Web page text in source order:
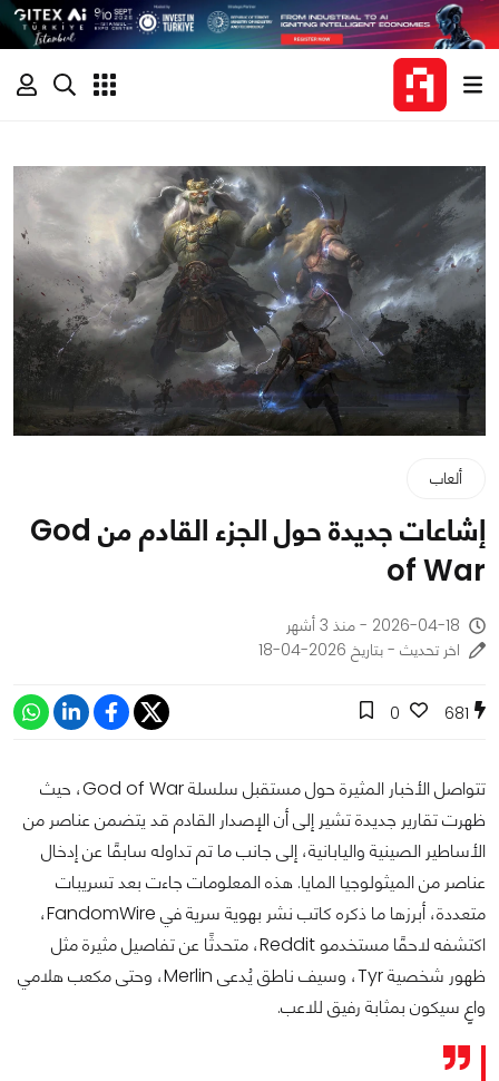
ألعاب
إشاعات جديدة حول الجزء القادم من God
of War
2026-04-18 - منذ 3 أشهر
اخر تحديث - بتاريخ 2026-04-18
681
0
تتواصل الأخبار المثيرة حول مستقبل سلسلة God of War، حيث
ظهرت تقارير جديدة تشير إلى أن الإصدار القادم قد يتضمن عناصر من
الأساطير الصينية واليابانية، إلى جانب ما تم تداوله سابقًا عن إدخال
عناصر من الميثولوجيا المايا. هذه المعلومات جاءت بعد تسريبات
متعددة، أبرزها ما ذكره كاتب نشر بهوية سرية في FandomWire،
اكتشفه لاحقًا مستخدمو Reddit، متحدثًا عن تفاصيل مثيرة مثل
ظهور شخصية Tyr، وسيف ناطق يُدعى Merlin، وحتى مكعب هلامي
واعٍ سيكون بمثابة رفيق للاعب.